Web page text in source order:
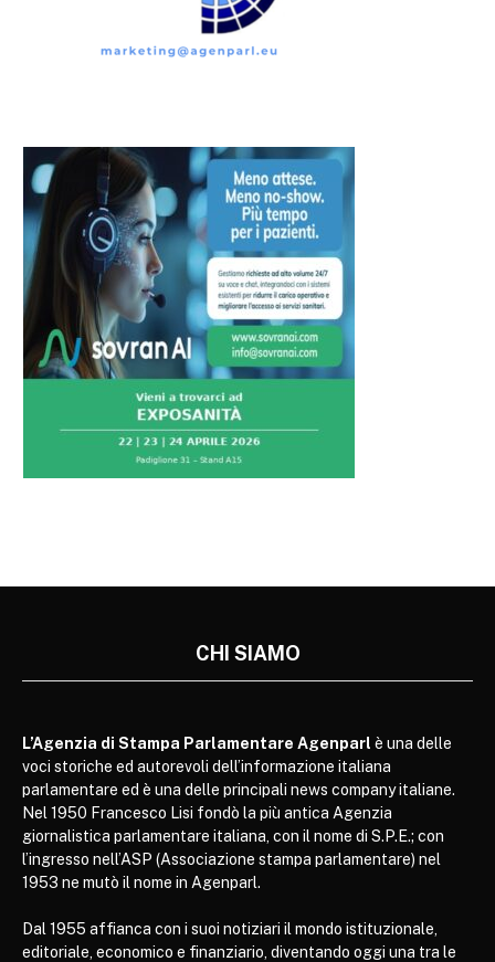
CHI SIAMO
L’Agenzia di Stampa Parlamentare Agenparl è una delle
voci storiche ed autorevoli dell’informazione italiana
parlamentare ed è una delle principali news company italiane.
Nel 1950 Francesco Lisi fondò la più antica Agenzia
giornalistica parlamentare italiana, con il nome di S.P.E.; con
l’ingresso nell’ASP (Associazione stampa parlamentare) nel
1953 ne mutò il nome in Agenparl.
Dal 1955 affianca con i suoi notiziari il mondo istituzionale,
editoriale, economico e finanziario, diventando oggi una tra le